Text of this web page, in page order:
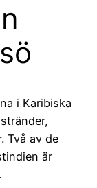
i Karibiska
Två av de
är